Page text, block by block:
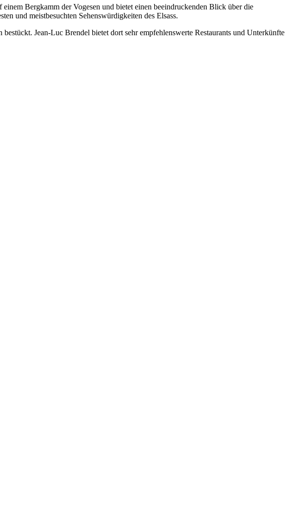
Bergkamm der Vogesen und bietet einen beeindruckenden Blick über die
und meistbesuchten Sehenswürdigkeiten des Elsass.
Jean-Luc Brendel bietet dort sehr empfehlenswerte Restaurants und Unterkünfte